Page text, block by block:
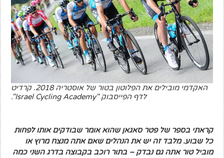
האקדמי מובילים את הפלוטון בטור של אוסטריה 2018. קרדיט
לדף הפייסבוק "Israel Cycling Academy".
קראתי בספר של פטר סאגאן שהוא אומר שבודקים אותו לפחות
כל שבוע. מלבד זה יש את הנהלים שאם אתה מנצח מרוץ או
מוביל טור אתה גם נבדק – בתור רוכב בקבוצה בדרג השני כמה